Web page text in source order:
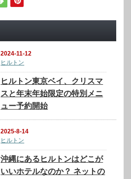
2024-11-12
ヒルトン
ヒルトン東京ベイ、クリスマ
スと年末年始限定の特別メニ
ュー予約開始
2025-8-14
ヒルトン
沖縄にあるヒルトンはどこが
いいホテルなのか？ ネットの